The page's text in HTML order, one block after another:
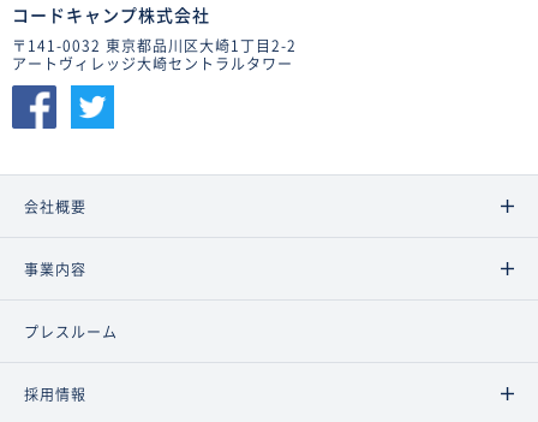
コードキャンプ株式会社
〒141-0032 東京都品川区大崎1丁目2-2
アートヴィレッジ大崎セントラルタワー
会社概要
事業内容
プレスルーム
採用情報